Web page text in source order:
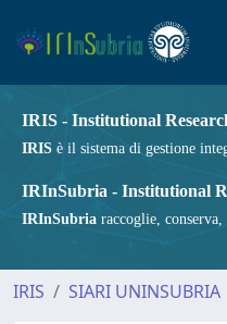
IRIS - Institutional
IRIS è il sistema di gestione
IRInSubria - Institutional
IRInSubria raccoglie,
IRIS SIARI UNINSUBRIA